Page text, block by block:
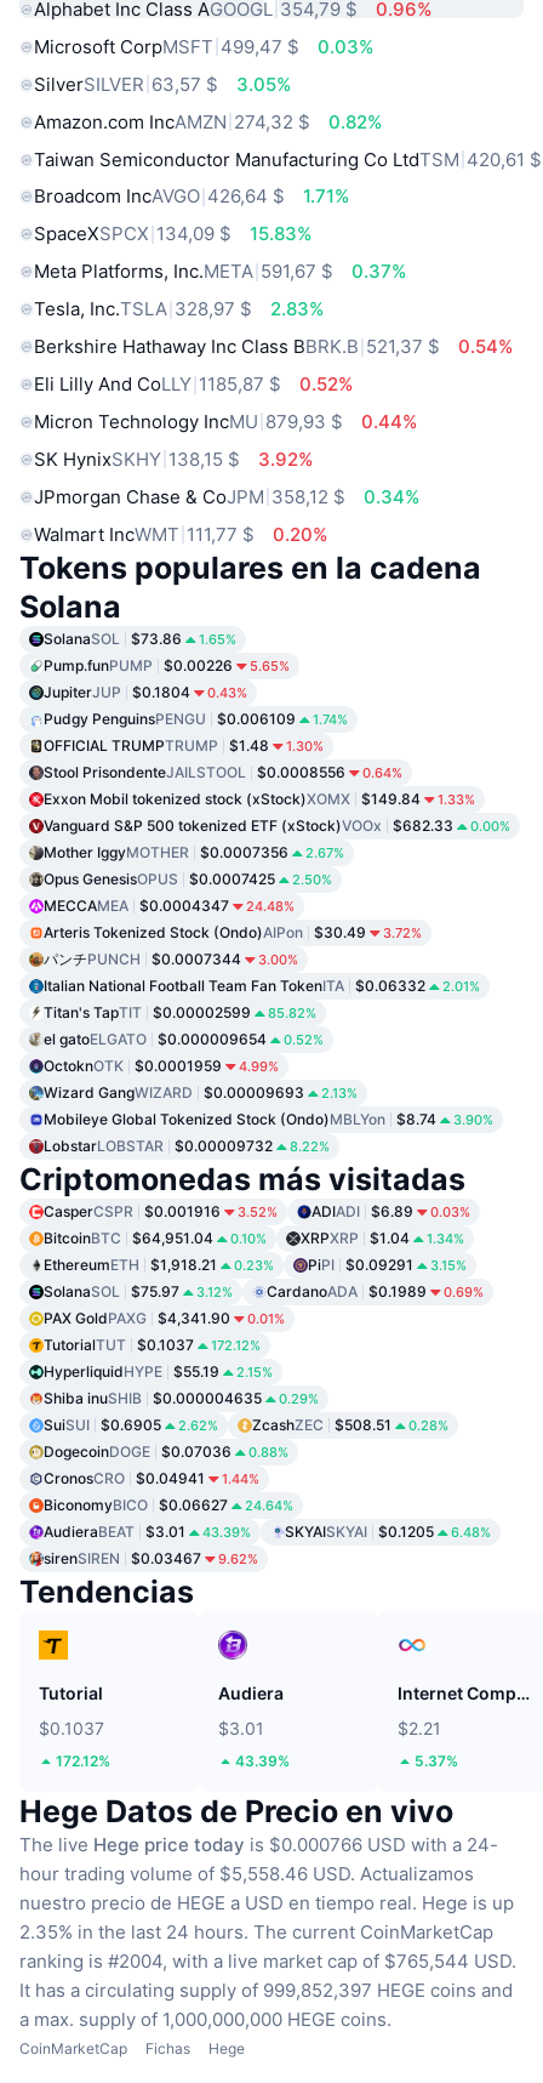
Alphabet Inc Class AGOOGL 354,79 $
0.96%
Microsoft CorpMSFT 499,47 $
0.03%
SilverSILVER 63,57 $
3.05%
Amazon.com IncAMZN 274,32 $
0.82%
Taiwan Semiconductor Manufacturing Co LtdTSM 420,61 $
Broadcom IncAVGO 426,64 $
1.71%
SpaceXSPCX 134,09 $
15.83%
Meta Platforms, Inc.META 591,67 $
0.37%
Tesla, Inc.TSLA 328,97 $
2.83%
Berkshire Hathaway Inc Class BBRK.B 521,37 $
0.54%
Eli Lilly And CoLLY 1185,87 $
0.52%
Micron Technology IncMU 879,93 $
0.44%
SK HynixSKHY 138,15 $
3.92%
JPmorgan Chase & CoJPM 358,12 $
0.34%
Walmart IncWMT 111,77 $ 0.20%
Tokens populares en la cadena
Solana
SolanaSOL $73.86 1.65%
Pump.funPUMP $0.00226 5.65%
JupiterJUP $0.1804 0.43%
Pudgy PenguinsPENGU $0.006109 1.74%
OFFICIAL TRUMPTRUMP $1.48 1.30%
Stool PrisondenteJAILSTOOL $0.0008556 0.64%
Exxon Mobil tokenized stock (xStock)XOMX $149.84 1.33%
Vanguard S&P 500 tokenized ETF (xStock)VOOx $682.33 0.00%
Mother IggyMOTHER $0.0007356 2.67%
Opus GenesisOPUS $0.0007425 2.50%
MECCAMEA $0.0004347 24.48%
Arteris Tokenized Stock (Ondo)AIPon $30.49 3.72%
パンチPUNCH $0.0007344 3.00%
Italian National Football Team Fan TokenITA $0.06332 2.01%
Titan's TapTIT $0.00002599 85.82%
el gatoELGATO $0.000009654 0.52%
OctoknOTK $0.0001959 4.99%
Wizard GangWIZARD $0.00009693 2.13%
Mobileye Global Tokenized Stock (Ondo)MBLYon $8.74 3.90%
LobstarLOBSTAR $0.00009732 8.22%
Criptomonedas más visitadas
CasperCSPR $0.001916 3.52% ADIADI $6.89 0.03%
BitcoinBTC $64,951.04 0.10% XRPXRP $1.04 1.34%
EthereumETH $1,918.21 0.23% PiPI $0.09291 3.15%
SolanaSOL $75.97 3.12% CardanoADA $0.1989 0.69%
PAX GoldPAXG $4,341.90 0.01%
TutorialTUT $0.1037 172.12%
HyperliquidHYPE $55.19 2.15%
Shiba inuSHIB $0.000004635 0.29%
SuiSUI $0.6905 2.62% ZcashZEC $508.51 0.28%
DogecoinDOGE $0.07036 0.88%
CronosCRO $0.04941 1.44%
BiconomyBICO $0.06627 24.64%
AudieraBEAT $3.01 43.39% SKYAISKYAI $0.1205 6.48%
sirenSIREN $0.03467 9.62%
Tendencias
Tutorial
$0.1037
172.12%
Audiera
$3.01
43.39%
Internet Computer
$2.21
5.37%
Hege Datos de Precio en vivo
The live Hege price today is $0.000766 USD with a 24-
hour trading volume of $5,558.46 USD. Actualizamos
nuestro precio de HEGE a USD en tiempo real. Hege is up
2.35% in the last 24 hours. The current CoinMarketCap
ranking is #2004, with a live market cap of $765,544 USD.
It has a circulating supply of 999,852,397 HEGE coins and
a max. supply of 1,000,000,000 HEGE coins.
CoinMarketCap Fichas Hege